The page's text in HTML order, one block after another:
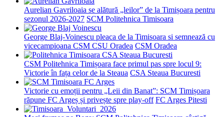
Aurelian Gavriloaia se alătură „leilor” de la Timișoara pentru
sezonul 2026-2027 SCM Politehnica Timisoara
George Blaj-Voinescu pleaca de la Timisoara si semnează cu
vicecampioana CSM CSU Oradea CSM Oradea
CSM Politehnica Timișoara face primul pas spre locul 9:
Victorie în fața celor de la Steaua CSA Steaua Bucuresti
Victorie cu emoții pentru „Leii din Banat”: SCM Timișoara
răpune FC Argeș și privește spre play-off FC Arges Pitesti